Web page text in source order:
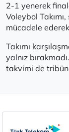
2-1 yenerek
Voleybol
mücadele
Takımı
yalnız
takvimi de